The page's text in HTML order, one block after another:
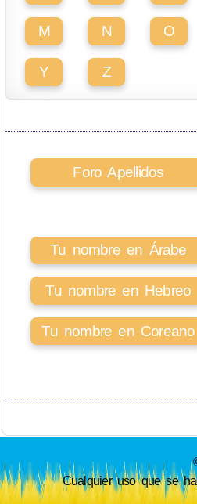
M N O
Y Z
Foro Apellidos
Tu nombre en Árabe
Tu nombre en Hebreo
Tu nombre en Coreano
Cualquier uso que se